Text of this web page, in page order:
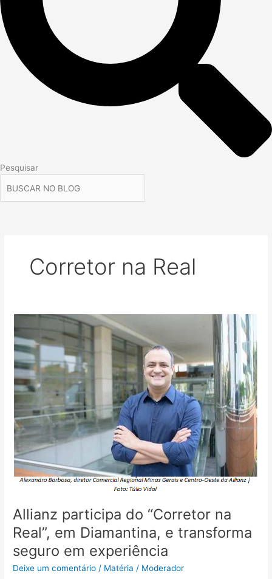
Pesquisar
Corretor na Real
Allianz participa do “Corretor na
Real”, em Diamantina, e transforma
seguro em experiência
Deixe um comentário / Matéria / Moderador
Allianz
participa
do
“Corretor
na
Real”,
Diamantina,
e
transforma
seguro
em
experiência